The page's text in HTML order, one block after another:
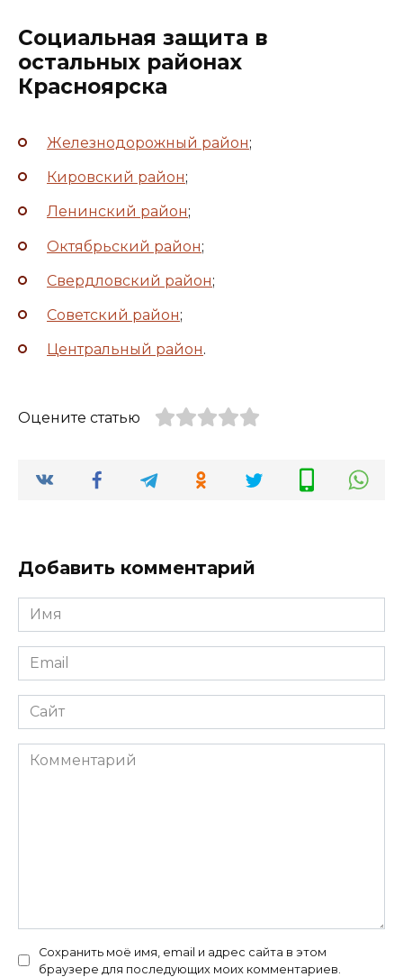
Социальная защита в
остальных районах
Красноярска
Железнодорожный район;
Кировский район;
Ленинский район;
Октябрьский район;
Свердловский район;
Советский район;
Центральный район.
Оцените статью
Добавить комментарий
Имя
*
Email
*
Сайт
Комментарий
Сохранить моё имя, email и адрес сайта в этом
браузере для последующих моих комментариев.